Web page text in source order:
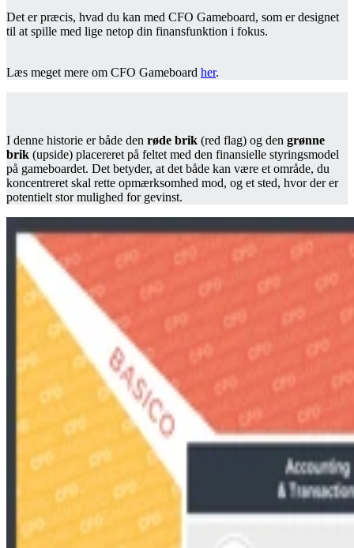
Det er præcis, hvad du kan med CFO Gameboard, som er designet
til at spille med lige netop din finansfunktion i fokus.
Læs meget mere om CFO Gameboard her.
I denne historie er både den røde brik (red flag) og den grønne
brik (upside) placereret på feltet med den finansielle styringsmodel
på gameboardet. Det betyder, at det både kan være et område, du
koncentreret skal rette opmærksomhed mod, og et sted, hvor der er
potentielt stor mulighed for gevinst.